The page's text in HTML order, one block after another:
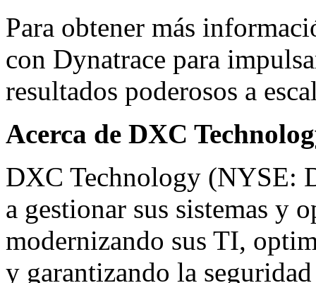
Para obtener más
con Dynatrace para
resultados poderosos a
Acerca de DXC
DXC Technology (NYSE:
a gestionar sus sistemas y
modernizando sus TI,
y garantizando la